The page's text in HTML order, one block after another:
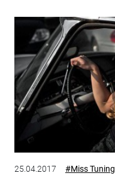
25.04.2017 #Miss Tuning